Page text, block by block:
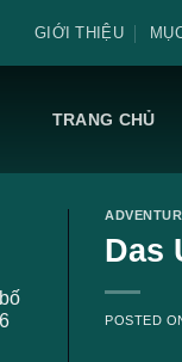
GIỚI THIỆU
TRANG CHỦ
Das
POSTED